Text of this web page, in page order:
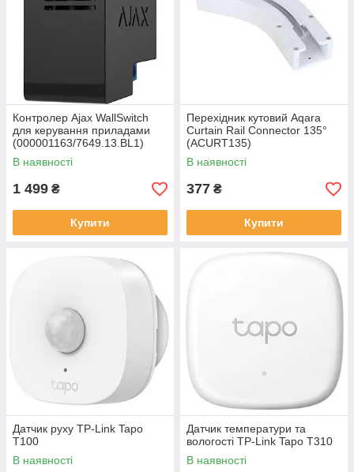
Контролер Ajax WallSwitch
для керування приладами
(000001163/7649.13.BL1)
В наявності
1 499 ₴
Купити
Перехідник кутовий Aqara
Curtain Rail Connector 135°
(ACURT135)
В наявності
377 ₴
Купити
Датчик руху TP-Link Tapo
T100
В наявності
Датчик температури та
вологості TP-Link Tapo T310
В наявності